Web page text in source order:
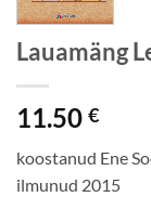
Lauamäng
11.50 €
koostanud Ene
ilmunud 2015